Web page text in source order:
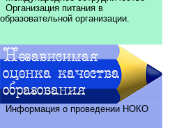
Организация питания в
образовательной организации.
Информация о проведении НОКО